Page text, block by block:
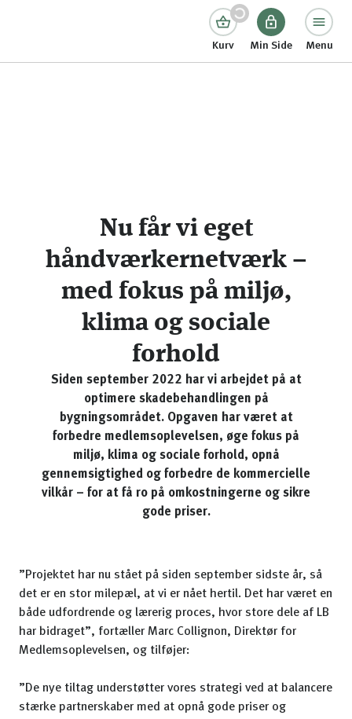
Kurv Min Side Menu
Nu får vi eget
håndværkernetværk –
med fokus på miljø,
klima og sociale
forhold
Siden september 2022 har vi arbejdet på at
optimere skadebehandlingen på
bygningsområdet. Opgaven har været at
forbedre medlemsoplevelsen, øge fokus på
miljø, klima og sociale forhold, opnå
gennemsigtighed og forbedre de kommercielle
vilkår – for at få ro på omkostningerne og sikre
gode priser.
”Projektet har nu stået på siden september sidste år, så
det er en stor milepæl, at vi er nået hertil. Det har været en
både udfordrende og lærerig proces, hvor store dele af LB
har bidraget”, fortæller Marc Collignon, Direktør for
Medlemsoplevelsen, og tilføjer:
”De nye tiltag understøtter vores strategi ved at balancere
stærke partnerskaber med at opnå gode priser og